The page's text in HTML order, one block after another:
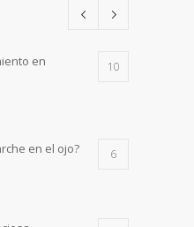
en
10
en el ojo? 6